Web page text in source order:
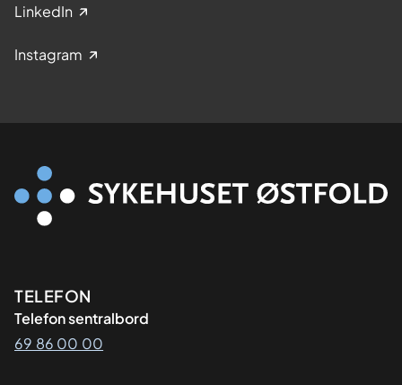
LinkedIn
Instagram
Kontaktinformasjon
TELEFON
Telefon sentralbord
69 86 00 00